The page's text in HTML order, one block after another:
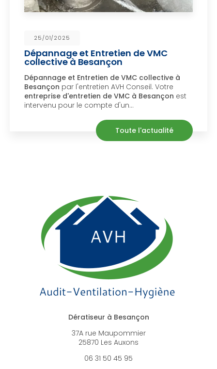
et Entretien de VMC
à Besançon
et Entretien de VMC collective à
par l'entretien AVH Conseil. Votre
d'entretien de VMC à Besançon est
pour le compte d'un…
Toute l'actualité
Dératiseur à Besançon
37A rue Maupommier
25870 Les Auxons
06 31 50 45 95